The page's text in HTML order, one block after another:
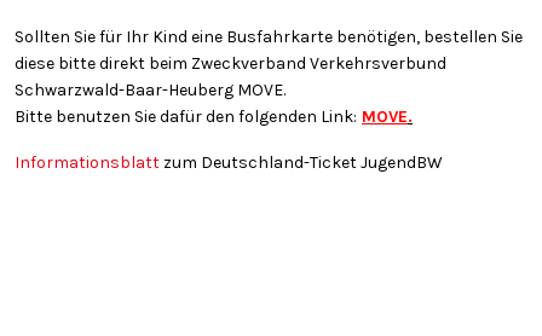
Sollten Sie für Ihr Kind eine Busfahrkarte benötigen, bestellen Sie
diese bitte direkt beim Zweckverband Verkehrsverbund
Schwarzwald-Baar-Heuberg MOVE.
Bitte benutzen Sie dafür den folgenden Link: MOVE.
Informationsblatt zum Deutschland-Ticket JugendBW